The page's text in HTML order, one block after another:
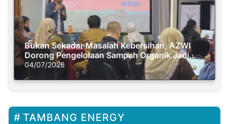
Bukan Sekadar Masalah Kebersihan, AZWI
Dorong Pengelolaan Sampah Organik Jadi
Solusi Krisis Iklim
04/07/2026
TAMBANG ENERGY